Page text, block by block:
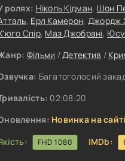
ролях: Ніколь Кідман, Шон
, Ерл Камерон, Джордж
Спір, Маз Джобрані,
Фільми /Детектив /
Багатоголосий
02:08:20
Новинка на сайті
FHD 1080 IMDb: